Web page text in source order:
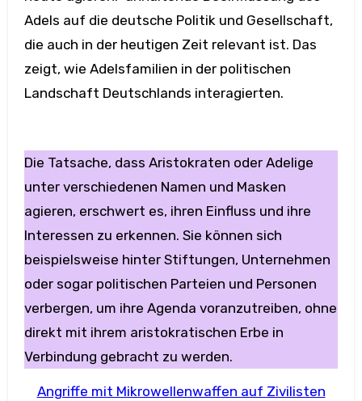
Adels auf die deutsche Politik und Gesellschaft,
die auch in der heutigen Zeit relevant ist. Das
zeigt, wie Adelsfamilien in der politischen
Landschaft Deutschlands interagierten.
Die Tatsache, dass Aristokraten oder Adelige
unter verschiedenen Namen und Masken
agieren, erschwert es, ihren Einfluss und ihre
Interessen zu erkennen. Sie können sich
beispielsweise hinter Stiftungen, Unternehmen
oder sogar politischen Parteien und Personen
verbergen, um ihre Agenda voranzutreiben, ohne
direkt mit ihrem aristokratischen Erbe in
Verbindung gebracht zu werden.
Angriffe mit Mikrowellenwaffen auf Zivilisten